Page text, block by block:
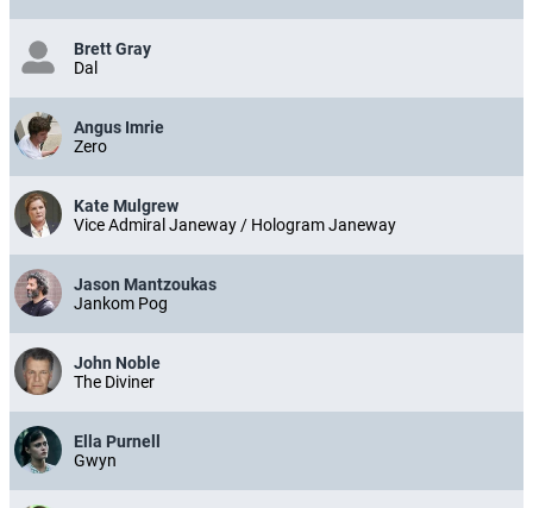
Brett Gray
Dal
Angus Imrie
Zero
Kate Mulgrew
Vice Admiral Janeway / Hologram Janeway
Jason Mantzoukas
Jankom Pog
John Noble
The Diviner
Ella Purnell
Gwyn